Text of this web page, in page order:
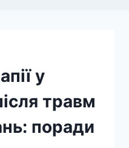
у
травм
поради